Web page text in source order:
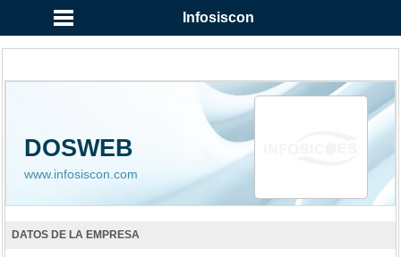
Infosiscon
DOSWEB
www.infosiscon.com
DATOS DE LA EMPRESA